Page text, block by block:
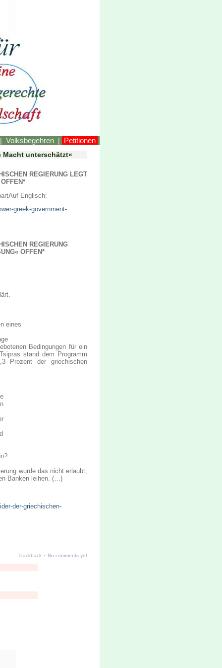
| Volksbegehren | Petitionen
unterschätzt«
REGIERUNG LEGT
Auf Englisch:
greek-government-
REGIERUNG
OFFEN*
eines
Bedingungen für ein
stand dem Programm
Prozent der griechischen
wurde das nicht erlaubt,
Banken leihen. (…)
der-griechischen-
Trackback · No comments yet